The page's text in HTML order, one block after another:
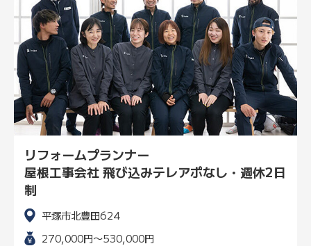
リフォームプランナー
屋根工事会社 飛び込みテレアポなし・週休2日
制
平塚市北豊田624
270,000円〜530,000円